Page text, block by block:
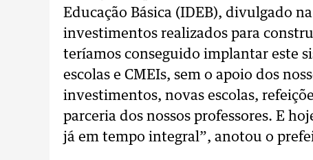
Educação Básica (IDEB), divulgado
investimentos realizados para
teríamos conseguido implantar este
escolas e CMEIs, sem o apoio dos
investimentos, novas escolas,
parceria dos nossos professores. E
já em tempo integral”, anotou o